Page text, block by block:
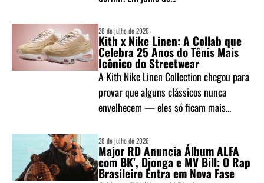
28 de julho de 2026
Kith x Nike Linen: A Collab que
Celebra 25 Anos do Tênis Mais
Icônico do Streetwear
A Kith Nike Linen Collection chegou para
provar que alguns clássicos nunca
envelhecem — eles só ficam mais...
28 de julho de 2026
Major RD Anuncia Álbum ALFA
com BK’, Djonga e MV Bill: O Rap
Brasileiro Entra em Nova Fase